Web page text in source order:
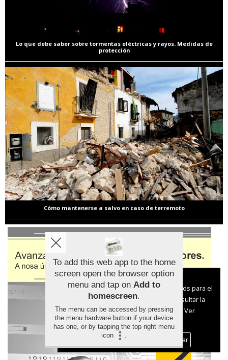
Lo que debe saber sobre tormentas eléctricas y rayos. Medidas de
protección
Cómo mantenerse a salvo en caso de terremoto
Aviso sobre el Uso de cookies:
Utilizamos cookies nuestras y de terceros para el
funcionamiento del digital. Puedes consultar la
lista de cookies y como desconectarlas.
Ver
nuestra Política de Privacidad y Cookies
Aceptar Cookies
Personalizar
To add this web app to the home
screen open the browser option
menu and tap on Add to
homescreen.
The menu can be accessed by pressing
the menu hardware button if your device
has one, or by tapping the top right menu
icon
.